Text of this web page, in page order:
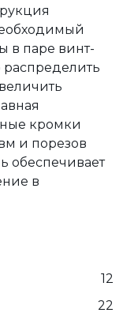
в паре винт-
распределить
кромки
и порезов
обеспечивает
в
12
22